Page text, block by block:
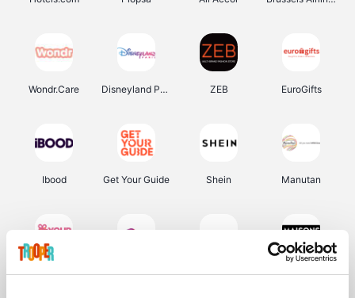
Wondr.Care Disneyland Paris ZEB EuroGifts
Ibood Get Your Guide Shein Manutan